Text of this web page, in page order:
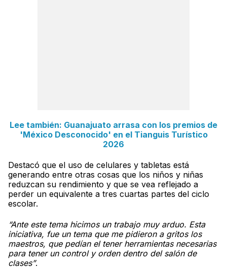
Lee también: Guanajuato arrasa con los premios de
'México Desconocido' en el Tianguis Turístico
2026
Destacó que el uso de celulares y tabletas está
generando entre otras cosas que los niños y niñas
reduzcan su rendimiento y que se vea reflejado a
perder un equivalente a tres cuartas partes del ciclo
escolar.
“Ante este tema hicimos un trabajo muy arduo. Esta
iniciativa, fue un tema que me pidieron a gritos los
maestros, que pedían el tener herramientas necesarias
para tener un control y orden dentro del salón de
clases”.